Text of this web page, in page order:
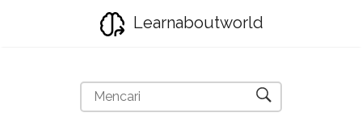
Learnaboutworld